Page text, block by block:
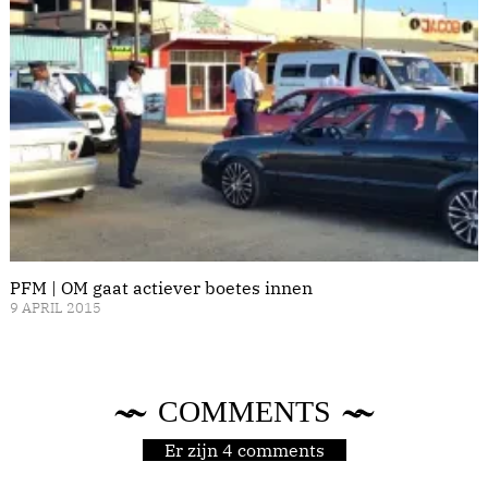
PFM | OM gaat actiever boetes innen
9 APRIL 2015
COMMENTS
Er zijn 4 comments